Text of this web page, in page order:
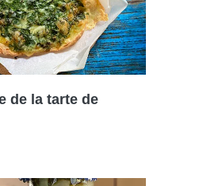
de la tarte de